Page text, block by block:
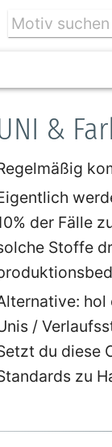
&
der Fälle
Stoffe
hol
/
du diese
zu